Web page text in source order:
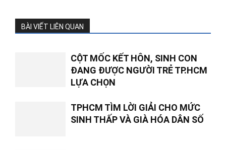
BÀI VIẾT LIÊN QUAN
CỘT MỐC KẾT HÔN, SINH CON
ĐANG ĐƯỢC NGƯỜI TRẺ TP.HCM
LỰA CHỌN
TPHCM TÌM LỜI GIẢI CHO MỨC
SINH THẤP VÀ GIÀ HÓA DÂN SỐ